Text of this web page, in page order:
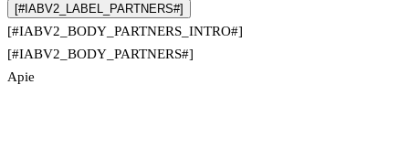
[#IABV2_LABEL_PARTNERS#]
[#IABV2_BODY_PARTNERS_INTRO#]
[#IABV2_BODY_PARTNERS#]
Apie